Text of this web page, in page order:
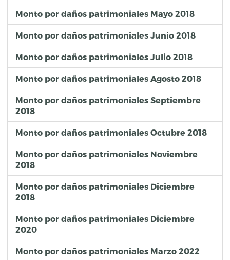
Monto por daños patrimoniales Mayo 2018
Monto por daños patrimoniales Junio 2018
Monto por daños patrimoniales Julio 2018
Monto por daños patrimoniales Agosto 2018
Monto por daños patrimoniales Septiembre
2018
Monto por daños patrimoniales Octubre 2018
Monto por daños patrimoniales Noviembre
2018
Monto por daños patrimoniales Diciembre
2018
Monto por daños patrimoniales Diciembre
2020
Monto por daños patrimoniales Marzo 2022